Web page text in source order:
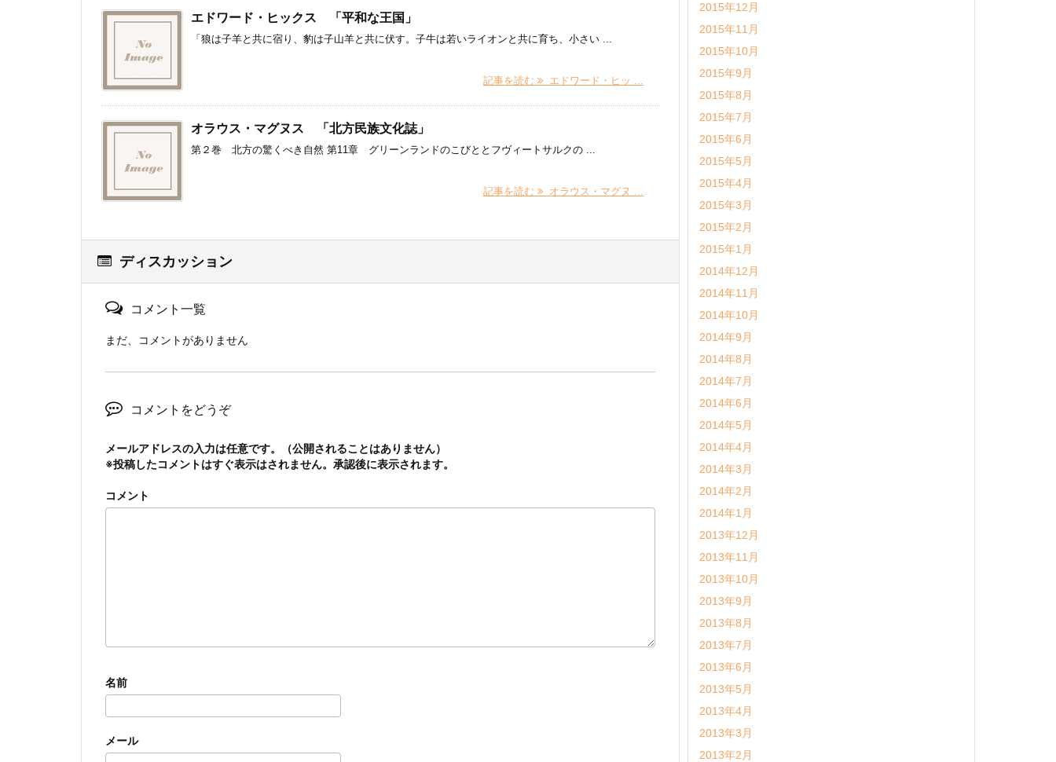
エドワード・ヒックス 「平和な王国」
「狼は子羊と共に宿り、豹は子山羊と共に伏す。子牛は若いライオンと共に育ち、小さい ...
記事を読む エドワード・ヒッ ...
オラウス・マグヌス 「北方民族文化誌」
第２巻 北方の驚くべき自然 第11章 グリーンランドのこびととフヴィートサルクの ...
記事を読む オラウス・マグヌ ...
ディスカッション
コメント一覧
まだ、コメントがありません
コメントをどうぞ
メールアドレスの入力は任意です。（公開されることはありません）
※投稿したコメントはすぐ表示はされません。承認後に表示されます。
コメント
名前
メール
2015年12月
2015年11月
2015年10月
2015年9月
2015年8月
2015年7月
2015年6月
2015年5月
2015年4月
2015年3月
2015年2月
2015年1月
2014年12月
2014年11月
2014年10月
2014年9月
2014年8月
2014年7月
2014年6月
2014年5月
2014年4月
2014年3月
2014年2月
2014年1月
2013年12月
2013年11月
2013年10月
2013年9月
2013年8月
2013年7月
2013年6月
2013年5月
2013年4月
2013年3月
2013年2月